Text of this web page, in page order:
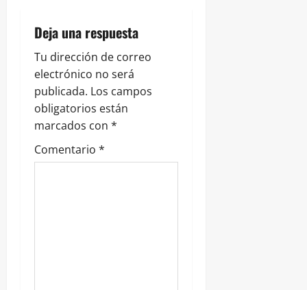
n
t
r
a
d
a
Deja una respuesta
Tu dirección de correo
electrónico no será
publicada. Los campos
obligatorios están
marcados con *
Comentario *